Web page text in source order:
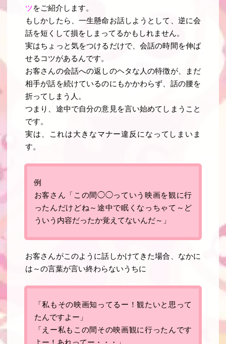
ツをご紹介します。
もしかしたら、一生懸命お話しようとして、逆に会
話を短くして損をしまってるかもしれません。
実はちょっと気をつけるだけで、会話の時間を伸ば
せるコツがあるんです。
お客さんの会話への返しのヘタな人の特徴が、まだ
相手が話を続けているのにもかかわらず、話の腰を
折ってしまう人。
つまり、途中で自分の意見を言い始めてしまうこと
です。
実は、これは大きなマナー違反になってしまいま
す。
例
お客さん「この間◯◯っていう映画を観に行
ったんだけどね～途中で眠くなっちゃて～ど
ういう内容だったか覚えてないんだ～」
お客さんがこのように話しかけてきた場合、なかに
は～の言葉が言い終わらないうちに
「私もその映画知ってるー！観たいと思って
たんですよー」
「えー私もこの間その映画観に行ったんです